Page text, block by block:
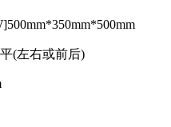
(左右或前后)